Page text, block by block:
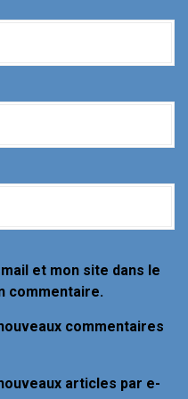
et mon site dans le
commentaire.
commentaires
articles par e-